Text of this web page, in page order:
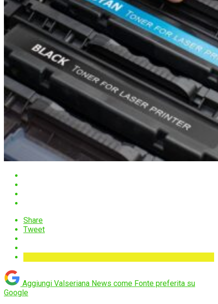
Share
Tweet
Aggiungi Valseriana News come Fonte preferita su
Google